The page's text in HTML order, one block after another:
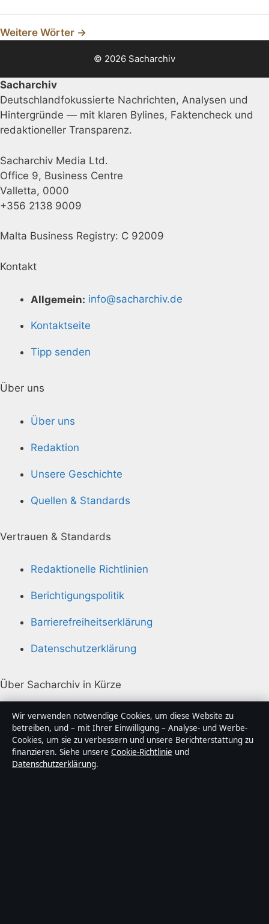
Weitere Wörter →
© 2026 Sacharchiv
Sacharchiv
Deutschlandfokussierte Nachrichten, Analysen und
Hintergründe — mit klaren Bylines, Faktencheck und
redaktioneller Transparenz.
Sacharchiv Media Ltd.
Office 9, Business Centre
Valletta, 0000
+356 2138 9009
Malta Business Registry: C 92009
Kontakt
Allgemein: info@sacharchiv.de
Kontaktseite
Tipp senden
Über uns
Über uns
Redaktion
Unsere Geschichte
Quellen & Standards
Vertrauen & Standards
Redaktionelle Richtlinien
Berichtigungspolitik
Barrierefreiheitserklärung
Datenschutzerklärung
Über Sacharchiv in Kürze
Sacharchiv ist ein unabhängiger digitaler
Nachrichtenanbieter mit Fokus auf Politik, Wirtschaft,
Technik und Gesellschaft in Deutschland. Jeder Artikel
trägt eine Byline, wird von einem Redakteur geprüft
und vor der Veröffentlichung faktengecheckt.
Wir verwenden notwendige Cookies, um diese Website zu
betreiben, und – mit Ihrer Einwilligung – Analyse- und Werbe-
Cookies, um sie zu verbessern und unsere Berichterstattung zu
finanzieren. Siehe unsere Cookie-Richtlinie und
Datenschutzerklärung.